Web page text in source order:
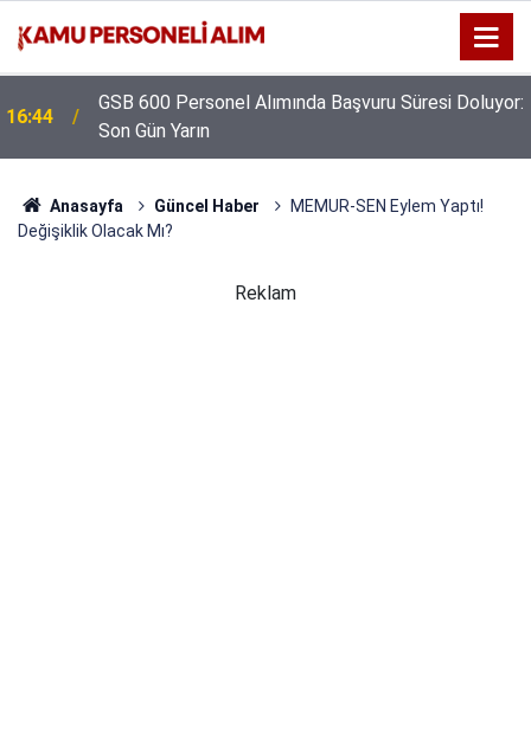
16:44
GSB 600 Personel Alımında Başvuru Süresi Doluyor:
Son Gün Yarın
Anasayfa Güncel Haber
MEMUR-SEN Eylem Yaptı!
Değişiklik Olacak Mı?
Reklam